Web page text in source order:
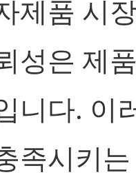
제품 시
성은 제
니다. 이
족시키